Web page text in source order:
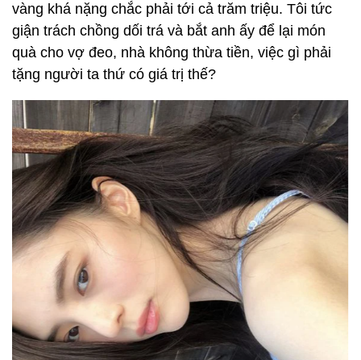
vàng khá nặng chắc phải tới cả trăm triệu. Tôi tức
giận trách chồng dối trá và bắt anh ấy để lại món
quà cho vợ đeo, nhà không thừa tiền, việc gì phải
tặng người ta thứ có giá trị thế?